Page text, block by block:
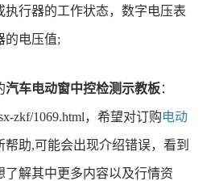
行器的工作状态，数字电压表
的电压值;
汽车电动窗中控检测示教板：
zkf/1069.html，希望对订购电动
帮助,可能会出现介绍错误，看到
解其中更多内容以及行情资